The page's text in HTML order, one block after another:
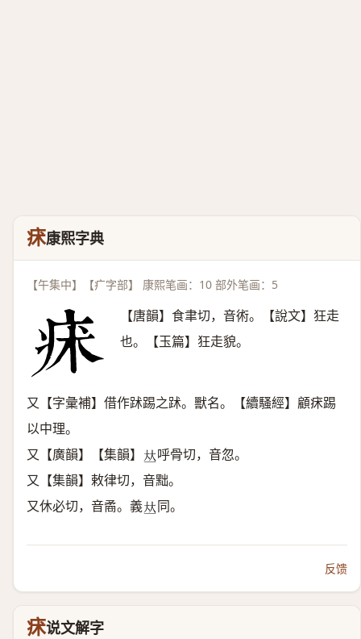
㾁康熙字典
【午集中】【疒字部】 康熙笔画：10 部外笔画：5
【唐韻】食聿切，音術。【說文】狂走
也。【玉篇】狂走貌。
又【字彙補】借作䟣踢之䟣。獸名。【續騷經】顧㾁踢
以中理。
又【廣韻】【集韻】 𠀤呼骨切，音忽。
又【集韻】敕律切，音黜。
又休必切，音矞。義𠀤同。
反馈
㾁说文解字